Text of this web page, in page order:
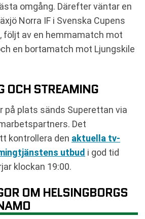
omgång. Därefter väntar en
Norra IF i Svenska Cupens
följt av en hemmamatch mot
en bortamatch mot Ljungskile
STREAMING
på plats sänds Superettan via
Det
kontrollera den aktuella tv-
utbud i god tid
klockan 19:00.
OM HELSINGBORGS